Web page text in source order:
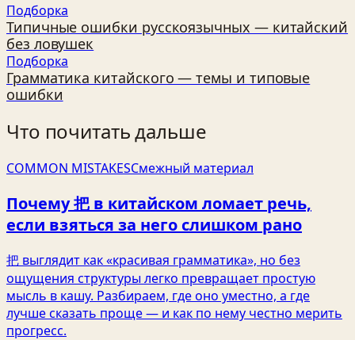
Подборка
Типичные ошибки русскоязычных — китайский
без ловушек
Подборка
Грамматика китайского — темы и типовые
ошибки
Что почитать дальше
COMMON MISTAKESСмежный материал
Почему 把 в китайском ломает речь,
если взяться за него слишком рано
把 выглядит как «красивая грамматика», но без
ощущения структуры легко превращает простую
мысль в кашу. Разбираем, где оно уместно, а где
лучше сказать проще — и как по нему честно мерить
прогресс.